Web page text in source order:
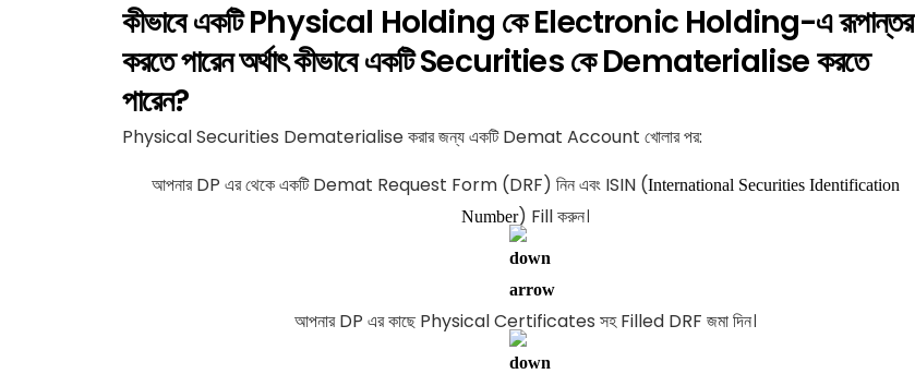
কীভাবে একটি Physical Holding কে Electronic Holding-এ রূপান্তর
করতে পারেন অর্থাৎ কীভাবে একটি Securities কে Dematerialise করতে
পারেন?
Physical Securities Dematerialise করার জন্য একটি Demat Account খোলার পর:
আপনার DP এর থেকে একটি Demat Request Form (DRF) নিন এবং ISIN (International Securities Identification
Number) Fill করুন।
আপনার DP এর কাছে Physical Certificates সহ Filled DRF জমা দিন।